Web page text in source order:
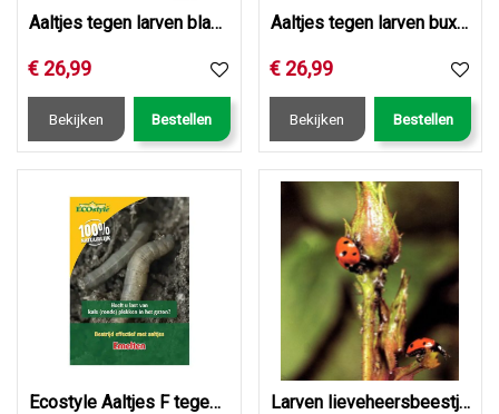
Aaltjes tegen larven bladwesp
€ 26,99
Bekijken Bestellen
Aaltjes tegen larven buxusmot
€ 26,99
Bekijken Bestellen
Ecostyle Aaltjes F tegen emelten 250 mln/500 m2 Larven lieveheersbeestje tegen bladluis